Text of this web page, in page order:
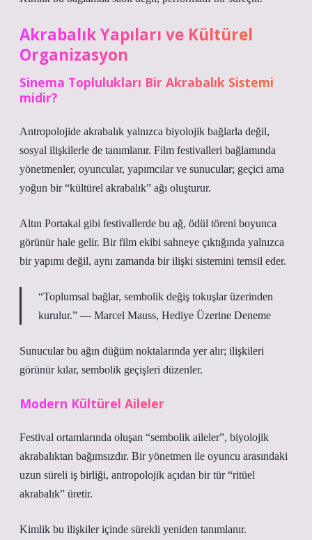
Akrabalık Yapıları ve Kültürel
Organizasyon
Sinema Toplulukları Bir Akrabalık Sistemi
midir?
Antropolojide akrabalık yalnızca biyolojik bağlarla değil,
sosyal ilişkilerle de tanımlanır. Film festivalleri bağlamında
yönetmenler, oyuncular, yapımcılar ve sunucular; geçici ama
yoğun bir “kültürel akrabalık” ağı oluşturur.
Altın Portakal gibi festivallerde bu ağ, ödül töreni boyunca
görünür hale gelir. Bir film ekibi sahneye çıktığında yalnızca
bir yapımı değil, aynı zamanda bir ilişki sistemini temsil eder.
“Toplumsal bağlar, sembolik değiş tokuşlar üzerinden
kurulur.” — Marcel Mauss, Hediye Üzerine Deneme
Sunucular bu ağın düğüm noktalarında yer alır; ilişkileri
görünür kılar, sembolik geçişleri düzenler.
Modern Kültürel Aileler
Festival ortamlarında oluşan “sembolik aileler”, biyolojik
akrabalıktan bağımsızdır. Bir yönetmen ile oyuncu arasındaki
uzun süreli iş birliği, antropolojik açıdan bir tür “ritüel
akrabalık” üretir.
Kimlik bu ilişkiler içinde sürekli yeniden tanımlanır.